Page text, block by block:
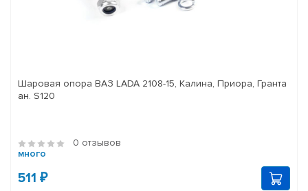
Шаровая опора ВАЗ LADA 2108-15, Калина, Приора, Гранта
ан. S120
0 отзывов
много
511 ₽